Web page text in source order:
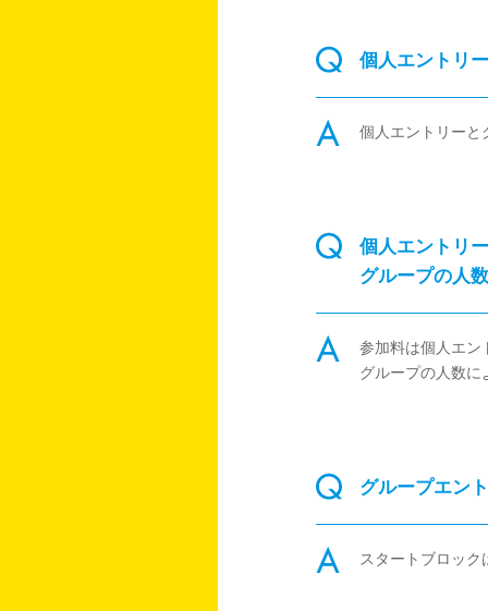
個人エントリ
個人エントリーと
個人エントリ
グループの人
参加料は個人エン
グループの人数
グループエン
スタートブロッ